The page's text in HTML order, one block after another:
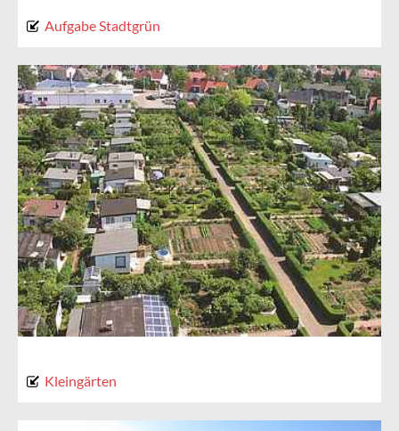
Aufgabe Stadtgrün
Kleingärten